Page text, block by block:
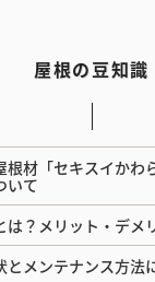
屋根の豆知識
根材「セキスイかわ
いて
は？メリット・デメ
とメンテナンス方法